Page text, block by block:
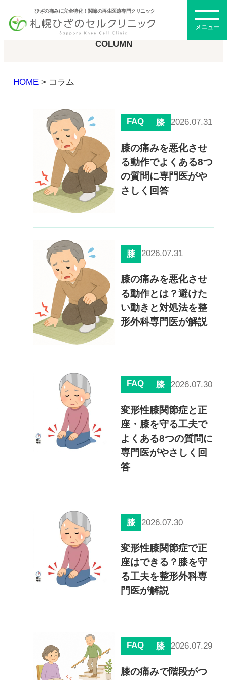
ひざの痛みに完全特化！関節の再生医療専門クリニック
メニュー
メニュー・料金
ひざの再生医療とは
幹細胞治療
PRP治療
幹細胞培養上清液
慢性疼痛
再生医療とは
ドクター紹介
症例
よくある質問
クリニック紹介
採用情報 コラム
予約フォーム
治療電話相談はこちら
0120-117-560
電話受付時間：月〜金／9:00〜16:30（土日祝休）
コラム
COLUMN
HOME> コラム
FAQ 膝 2026.07.31
膝の痛みを悪化させ
る動作でよくある8つ
の質問に専門医がや
さしく回答
膝 2026.07.31
膝の痛みを悪化させ
る動作とは？避けた
い動きと対処法を整
形外科専門医が解説
FAQ 膝 2026.07.30
変形性膝関節症と正
座・膝を守る工夫で
よくある8つの質問に
専門医がやさしく回
答
膝 2026.07.30
変形性膝関節症で正
座はできる？膝を守
る工夫を整形外科専
門医が解説
FAQ 膝 2026.07.29
膝の痛みで階段がつ